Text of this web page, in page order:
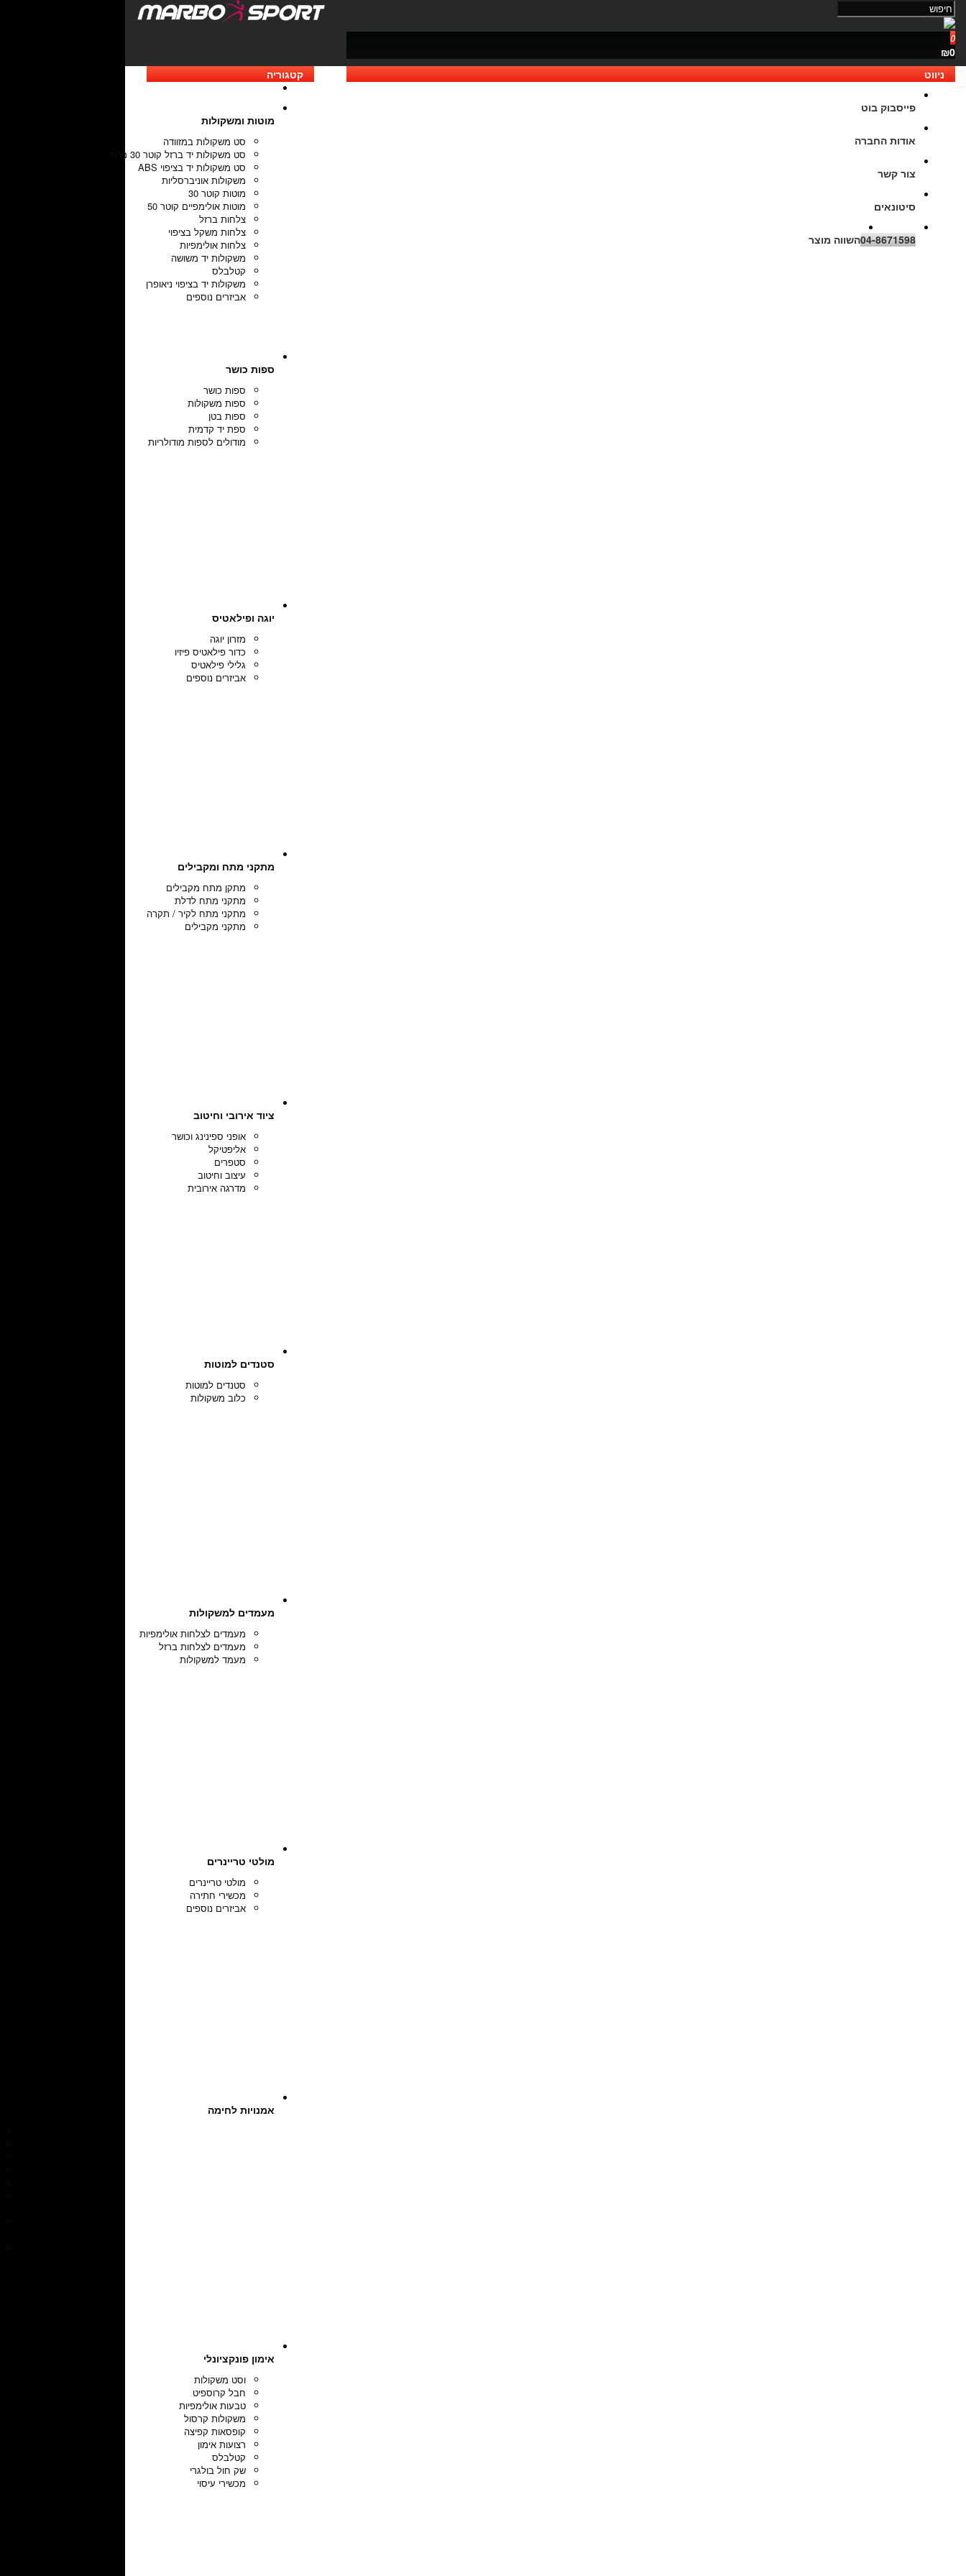
0
₪0
קטגוריה
מוטות ומשקולות
סט משקולות במזוודה
סט משקולות יד ברזל קוטר 30 מ"מ
סט משקולות יד בציפוי ABS
משקולות אוניברסליות
מוטות קוטר 30
מוטות אולימפיים קוטר 50
צלחות ברזל
צלחות משקל בציפוי
צלחות אולימפיות
משקולות יד משושה
קטלבלס
משקולות יד בציפוי ניאופרן
אביזרים נוספים
ספות כושר
ספות כושר
ספות משקולות
ספות בטן
ספת יד קדמית
מודולים לספות מודולריות
יוגה ופילאטיס
מזרון יוגה
כדור פילאטיס פיזיו
גלילי פילאטיס
אביזרים נוספים
מתקני מתח ומקבילים
מתקן מתח מקבילים
מתקני מתח לדלת
מתקני מתח לקיר / תקרה
מתקני מקבילים
ציוד אירובי וחיטוב
אופני ספינינג וכושר
אליפטיקל
סטפרים
עיצוב וחיטוב
מדרגה אירובית
סטנדים למוטות
סטנדים למוטות
כלוב משקולות
מעמדים למשקולות
מעמדים לצלחות אולימפיות
מעמדים לצלחות ברזל
מעמד למשקולות
מולטי טריינרים
מולטי טריינרים
מכשירי חתירה
אביזרים נוספים
אמנויות לחימה
אימון פונקציונלי
וסט משקולות
חבל קרוספיט
טבעות אולימפיות
משקולות קרסול
קופסאות קפיצה
רצועות אימון
קטלבלס
שק חול בולגרי
מכשירי עיסוי
ניווט
פייסבוק בוט
אודות החברה
צור קשר
סיטונאים
04-8671598השווה מוצר
נגישות